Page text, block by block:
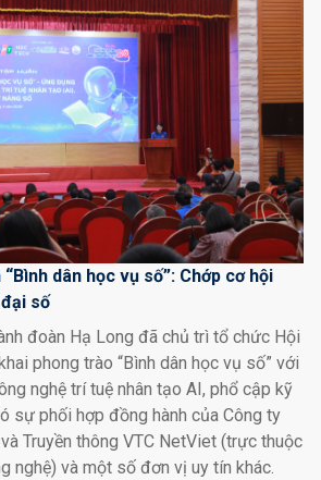
dân học vụ số”: Chớp cơ hội
số
đoàn Hạ Long đã chủ trì tổ chức Hội
phong trào “Bình dân học vụ số” với
nghệ trí tuệ nhân tạo AI, phổ cập kỹ
sự phối hợp đồng hành của Công ty
Truyền thông VTC NetViet (trực thuộc
nghệ) và một số đơn vị uy tín khác.